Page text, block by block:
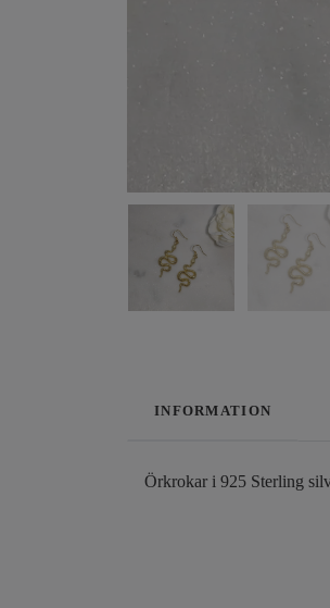
INFORMATION
Örkrokar i 925 Sterling